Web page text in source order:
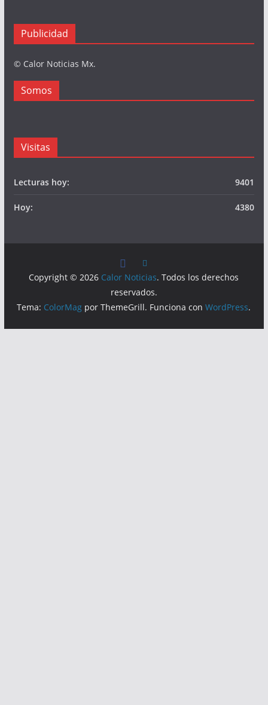
Publicidad
© Calor Noticias Mx.
Somos
Visitas
9401
Lecturas hoy:
4380
Hoy:
Copyright © 2026 Calor Noticias. Todos los derechos
reservados.
Tema: ColorMag por ThemeGrill. Funciona conWordPress.